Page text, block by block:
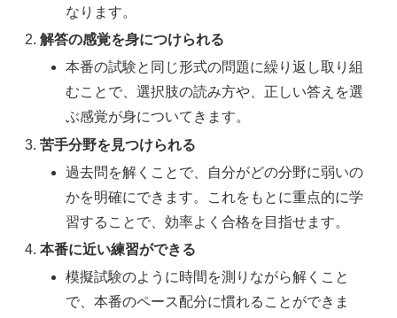
なります。
解答の感覚を身につけられる
本番の試験と同じ形式の問題に繰り返し取り組
むことで、選択肢の読み方や、正しい答えを選
ぶ感覚が身についてきます。
苦手分野を見つけられる
過去問を解くことで、自分がどの分野に弱いの
かを明確にできます。これをもとに重点的に学
習することで、効率よく合格を目指せます。
本番に近い練習ができる
模擬試験のように時間を測りながら解くこと
で、本番のペース配分に慣れることができま